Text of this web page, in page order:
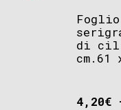
di
4,20€